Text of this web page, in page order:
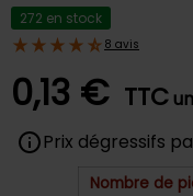
272 en stock
8 avis
0,13 € TTC
Prix dégressifs
Nombre de